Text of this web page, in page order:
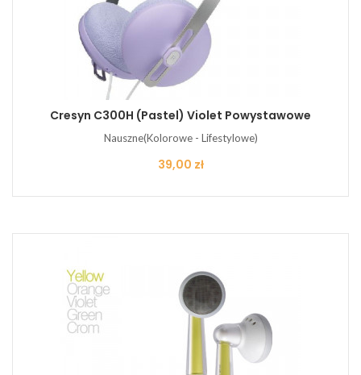
Cresyn C300H (pastel) Violet Powystawowe
Nauszne(Kolorowe - Lifestylowe)
Cena
39,00 zł